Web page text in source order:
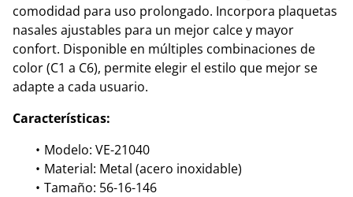
comodidad para uso prolongado. Incorpora plaquetas
nasales ajustables para un mejor calce y mayor
confort. Disponible en múltiples combinaciones de
color (C1 a C6), permite elegir el estilo que mejor se
adapte a cada usuario.
Características:
Modelo: VE-21040
Material: Metal (acero inoxidable)
Tamaño: 56-16-146